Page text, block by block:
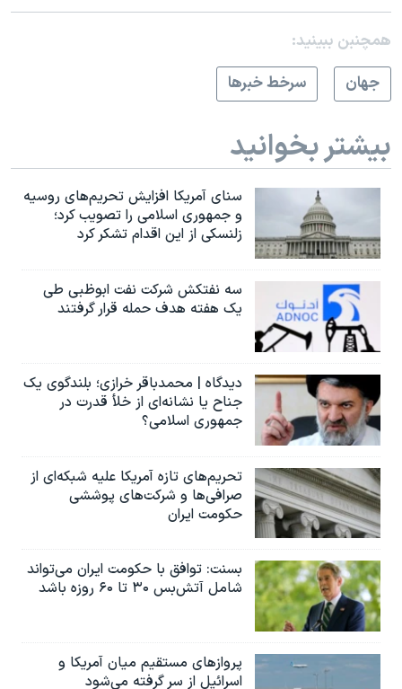
همچنبن ببینید:
جهان
سرخط خبرها
بیشتر بخوانید
سنای آمریکا افزایش تحریم‌های روسیه
و جمهوری اسلامی را تصویب کرد؛
زلنسکی از این اقدام تشکر کرد
سه نفتکش شرکت نفت ابوظبی طی
یک هفته هدف حمله قرار گرفتند
دیدگاه | محمدباقر خرازی؛ بلندگوی یک
جناح یا نشانه‌ای از خلأ قدرت در
جمهوری اسلامی؟
تحریم‌های تازه آمریکا علیه شبکه‌ای از
صرافی‌ها و شرکت‌های پوششی
حکومت ایران
بسنت: توافق با حکومت ایران می‌تواند
شامل آتش‌بس ۳۰ تا ۶۰ روزه باشد
پروازهای مستقیم میان آمریکا و
اسرائیل از سر گرفته می‌شود